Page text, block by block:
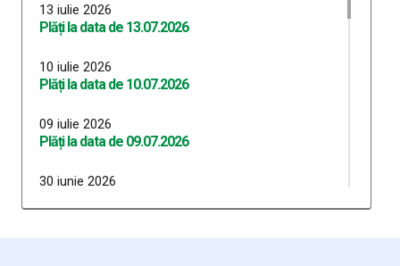
13 iulie 2026
Plăți la data de 13.07.2026
10 iulie 2026
Plăți la data de 10.07.2026
09 iulie 2026
Plăți la data de 09.07.2026
30 iunie 2026